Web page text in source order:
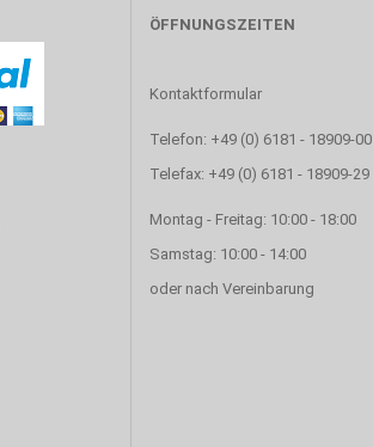
ÖFFNUNGSZEITEN
Kontaktformular
Telefon: +49 (0) 6181 - 18909-00
Telefax: +49 (0) 6181 - 18909-29
Montag - Freitag: 10:00 - 18:00
Samstag: 10:00 - 14:00
oder nach Vereinbarung